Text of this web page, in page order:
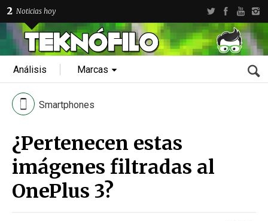
2 Noticias hoy
Análisis Marcas
Smartphones
¿Pertenecen estas
imágenes filtradas al
OnePlus 3?